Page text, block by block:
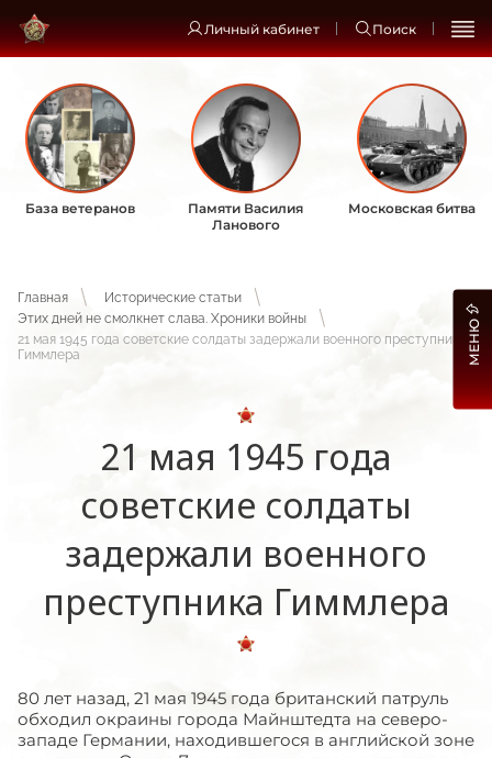
Личный кабинет Поиск
База ветеранов
Памяти Василия
Ланового
Московская битва
Главная
Исторические статьи
Этих дней не смолкнет слава. Хроники войны
21 мая 1945 года советские солдаты задержали военного преступника
Гиммлера
21 мая 1945 года
советские солдаты
задержали военного
преступника Гиммлера
80 лет назад, 21 мая 1945 года британский патруль
обходил окраины города Майнштедта на северо-
западе Германии, находившегося в английской зоне
МЕНЮ